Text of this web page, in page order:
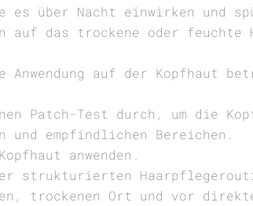
über Nacht einwirken und
auf das trockene oder
Anwendung auf der Kopfhaut
Patch-Test durch, um die
und empfindlichen Bereichen.
anwenden.
strukturierten
trockenen Ort und vor